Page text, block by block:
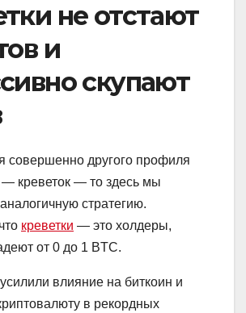
не отстают
и
скупают
совершенно другого профиля
— креветок — то здесь мы
стратегию.
креветки — это холдеры,
от 0 до 1 BTC.
влияние на биткоин и
в рекордных